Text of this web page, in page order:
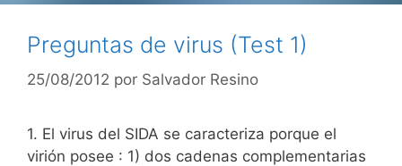
Preguntas de virus (Test 1)
25/08/2012 por Salvador Resino
1. El virus del SIDA se caracteriza porque el
virión posee : 1) dos cadenas complementarias